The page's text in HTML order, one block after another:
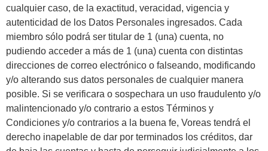
cualquier caso, de la exactitud, veracidad, vigencia y
autenticidad de los Datos Personales ingresados. Cada
miembro sólo podrá ser titular de 1 (una) cuenta, no
pudiendo acceder a más de 1 (una) cuenta con distintas
direcciones de correo electrónico o falseando, modificando
y/o alterando sus datos personales de cualquier manera
posible. Si se verificara o sospechara un uso fraudulento y/o
malintencionado y/o contrario a estos Términos y
Condiciones y/o contrarios a la buena fe, Voreas tendrá el
derecho inapelable de dar por terminados los créditos, dar